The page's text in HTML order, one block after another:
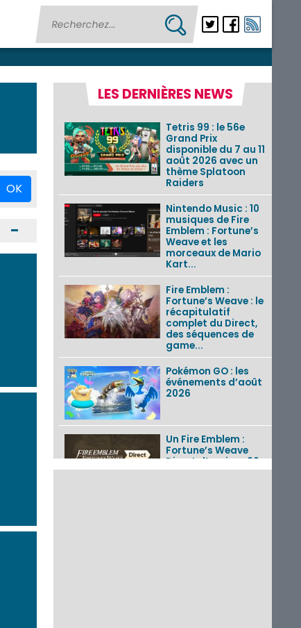
OK
Ouvrir / Fermer
LES DERNIÈRES NEWS
Tetris 99 : le 56e
Grand Prix
disponible du 7 au 11
août 2026 avec un
thème Splatoon
Raiders
Nintendo Music : 10
musiques de Fire
Emblem : Fortune’s
Weave et les
morceaux de Mario
Kart...
Fire Emblem :
Fortune’s Weave : le
récapitulatif
complet du Direct,
des séquences de
game...
Pokémon GO : les
événements d’août
2026
Un Fire Emblem :
Fortune’s Weave
Direct d’environ 20
minutes diffusé le 4